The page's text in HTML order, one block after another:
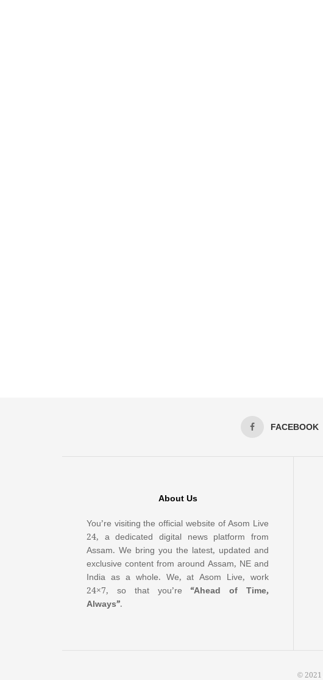
FACEBOOK
About Us
You’re visiting the official website of Asom Live
24, a dedicated digital news platform from
Assam. We bring you the latest, updated and
exclusive content from around Assam, NE and
India as a whole. We, at Asom Live, work
24×7, so that you’re“Ahead of Time,
Always”.
© 2021